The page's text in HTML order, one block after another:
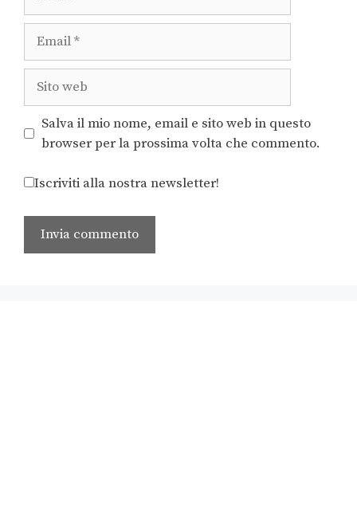
Salva il mio nome, email e sito web in questo
browser per la prossima volta che commento.
Iscriviti alla nostra newsletter!